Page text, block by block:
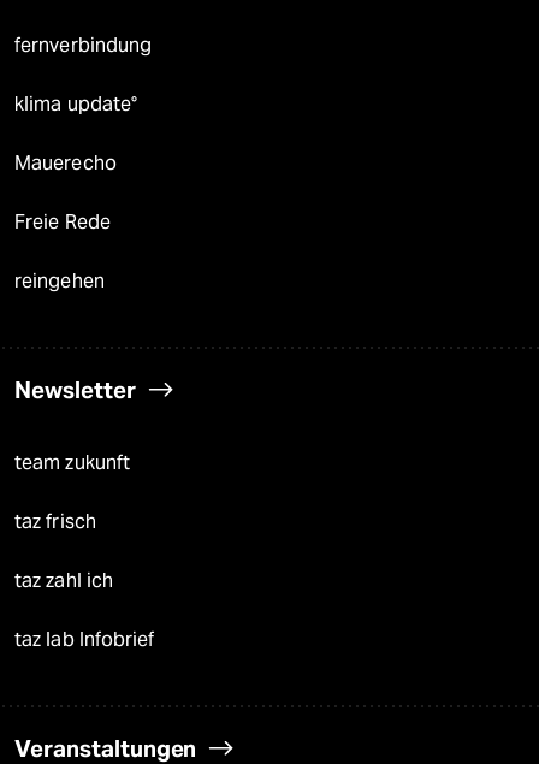
fernverbindung
klima update°
Mauerecho
Freie Rede
reingehen
Newsletter
team zukunft
taz frisch
taz zahl ich
taz lab Infobrief
Veranstaltungen